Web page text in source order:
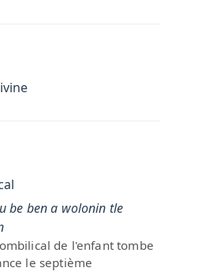
be ben a wolonin tle
de l'enfant tombe
le septième